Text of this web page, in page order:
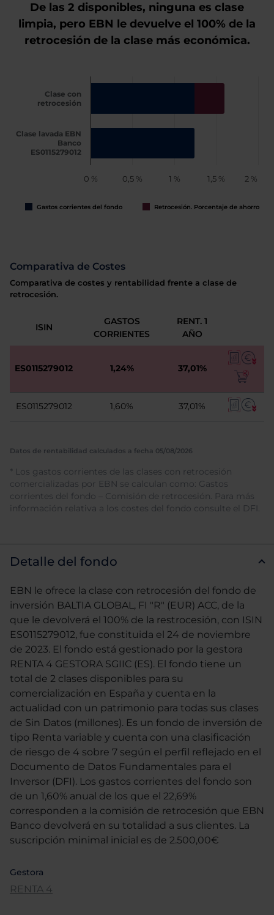
De las 2 disponibles, ninguna es clase
limpia, pero EBN le devuelve el 100% de la
retrocesión de la clase más económica.
0 % 0,5 % 1 % 1,5 % 2 %
Clase con
retrocesión
Clase lavada EBN
Banco
ES0115279012
Gastos corrientes del fondo Retrocesión. Porcentaje de ahorro
Comparativa de Costes
Comparativa de costes y rentabilidad frente a clase de
retrocesión.
ISIN
GASTOS
CORRIENTES
RENT. 1
AÑO
ES0115279012 1,24% 37,01%
ES0115279012 1,60% 37,01%
Datos de rentabilidad calculados a fecha 05/08/2026
* Los gastos corrientes de las clases con retrocesión
comercializadas por EBN se calculan como: Gastos
corrientes del fondo – Comisión de retrocesión. Para más
información relativa a los costes del fondo consulte el DFI.
Detalle del fondo
EBN le ofrece la clase con retrocesión del fondo de
inversión BALTIA GLOBAL, FI "R" (EUR) ACC, de la
que le devolverá el 100% de la restrocesión, con ISIN
ES0115279012, fue constituida el 24 de noviembre
de 2023. El fondo está gestionado por la gestora
RENTA 4 GESTORA SGIIC (ES). El fondo tiene un
total de 2 clases disponibles para su
comercialización en España y cuenta en la
actualidad con un patrimonio para todas sus clases
de Sin Datos (millones). Es un fondo de inversión de
tipo Renta variable y cuenta con una clasificación
de riesgo de 4 sobre 7 según el perfil reflejado en el
Documento de Datos Fundamentales para el
Inversor (DFI). Los gastos corrientes del fondo son
de un 1,60% anual de los que el 22,69%
corresponden a la comisión de retrocesión que EBN
Banco devolverá en su totalidad a sus clientes. La
suscripción minimal inicial es de 2.500,00€
Gestora
RENTA 4